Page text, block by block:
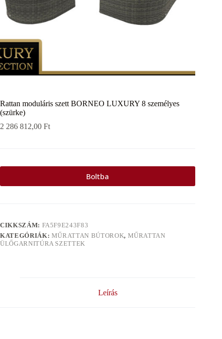
Rattan moduláris szett BORNEO LUXURY 8 személyes
(szürke)
2 286 812,00 Ft
Boltba
CIKKSZÁM: FA5F9E243F83
KATEGÓRIÁK: MŰRATTAN BÚTOROK, MŰRATTAN
ÜLŐGARNITÚRA SZETTEK
Leírás